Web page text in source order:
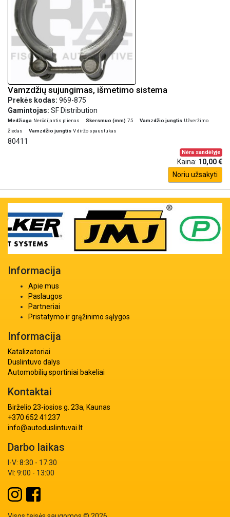
Vamzdžių sujungimas, išmetimo sistema
Prekės kodas: 969-875
Gamintojas: SF Distribution
Medžiaga Nerūdijantis plienas Skersmuo (mm) 75 Vamzdžio jungtis Užveržimo
žiedas
Vamzdžio jungtis V diržo spaustukas
80411
Nėra sandėlyje
Kaina: 10,00 €
Noriu užsakyti
Informacija
Apie mus
Paslaugos
Partneriai
Pristatymo ir grąžinimo sąlygos
Informacija
Katalizatoriai
Duslintuvo dalys
Automobilių sportiniai bakeliai
Kontaktai
Birželio 23-iosios g. 23a, Kaunas
+370 652 41237
info@autoduslintuvai.lt
Darbo laikas
I-V: 8:30 - 17:30
VI: 9:00 - 13:00